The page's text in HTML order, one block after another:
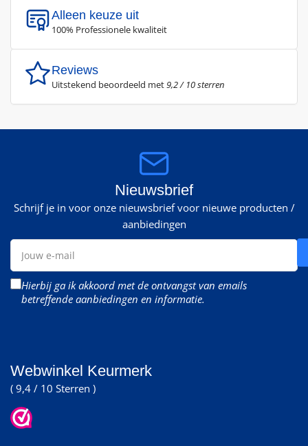
Alleen keuze uit
100% Professionele kwaliteit
Reviews
Uitstekend beoordeeld met9,2 / 10 sterren
Nieuwsbrief
Schrijf je in voor onze nieuwsbrief voor nieuwe producten /
aanbiedingen
Jouw
mail
Hierbij ga ik akkoord met de ontvangst van emails
betreffende aanbiedingen en informatie.
Webwinkel Keurmerk
( 9,4 / 10 Sterren )